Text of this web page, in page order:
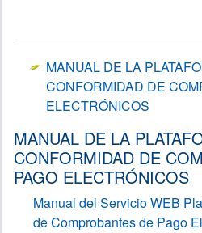
MANUAL DE LA
CONFORMIDAD DE
ELECTRÓNICOS
MANUAL DE LA
CONFORMIDAD DE
PAGO ELECTRÓNICOS
Manual del Servicio WEB
de Comprobantes de Pago